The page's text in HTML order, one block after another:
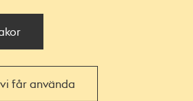
får använda